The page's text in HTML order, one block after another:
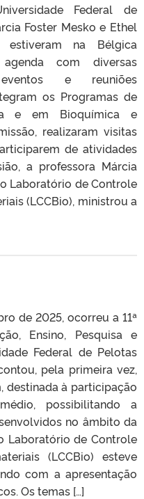
Federal de
Foster Mesko e Ethel
estiveram na Bélgica
com diversas
e reuniões
os Programas de
e em Bioquímica e
realizaram visitas
de atividades
a professora Márcia
Laboratório de Controle
(LCCBio), ministrou a
de 2025, ocorreu a 11ª
Ensino, Pesquisa e
Federal de Pelotas
pela primeira vez,
destinada à participação
possibilitando a
no âmbito da
Laboratório de Controle
(LCCBio) esteve
com a apresentação
Os temas […]